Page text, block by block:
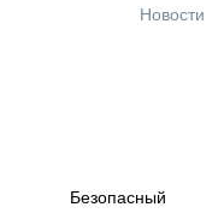
Новости
Безопасный